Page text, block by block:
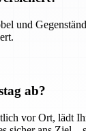
und
ab?
vor Ort, lädt